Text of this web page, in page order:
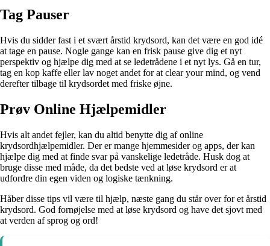
Tag Pauser
Hvis du sidder fast i et svært årstid krydsord, kan det være en god idé
at tage en pause. Nogle gange kan en frisk pause give dig et nyt
perspektiv og hjælpe dig med at se ledetrådene i et nyt lys. Gå en tur,
tag en kop kaffe eller lav noget andet for at clear your mind, og vend
derefter tilbage til krydsordet med friske øjne.
Prøv Online Hjælpemidler
Hvis alt andet fejler, kan du altid benytte dig af online
krydsordhjælpemidler. Der er mange hjemmesider og apps, der kan
hjælpe dig med at finde svar på vanskelige ledetråde. Husk dog at
bruge disse med måde, da det bedste ved at løse krydsord er at
udfordre din egen viden og logiske tænkning.
Håber disse tips vil være til hjælp, næste gang du står over for et årstid
krydsord. God fornøjelse med at løse krydsord og have det sjovt med
at verden af sprog og ord!